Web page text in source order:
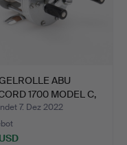
ABU
1700 MODEL C,
U…
7. Dez 2022